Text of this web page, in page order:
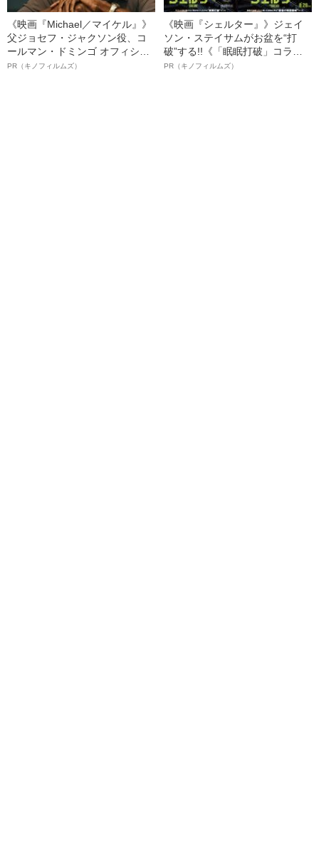
《映画『Michael／マイケル』》
父ジョセフ・ジャクソン役、コ
ールマン・ドミンゴ オフィシャ
ルインタビュー“観客を魅了した
PR（キノフィルムズ）
《映画『シェルター』》ジェイ
ソン・ステイサムがお盆を“打
破”する!!《「眠眠打破」コラ
ボ》
PR（キノフィルムズ）